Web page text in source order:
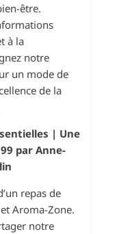
être.
à la
notre
un mode de
de la
| Une
par Anne-
repas de
Aroma-Zone.
notre